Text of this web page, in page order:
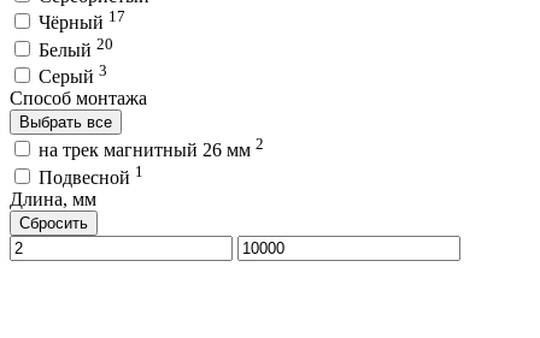
Чёрный 17
Белый 20
Серый 3
Способ монтажа
Выбрать все
на трек магнитный 26 мм 2
Подвесной 1
Длина, мм
Сбросить